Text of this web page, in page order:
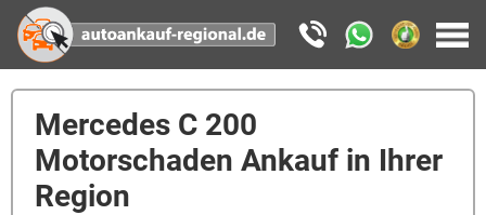
Mercedes C 200
Motorschaden Ankauf in Ihrer
Region